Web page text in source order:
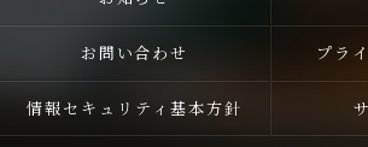
お問い合わせ プラ
情報セキュリティ基本方針